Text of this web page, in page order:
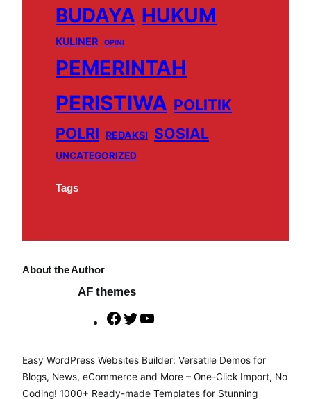
b
o
o
k
b
o
k
a
g
a
BUDAYA HUKUM
KULINER OPINI
PEMERINTAH
PERISTIWA POLITIK
POLRI
REDAKSI SOSIAL
UNCATEGORIZED
Tags
About the Author
AF themes
F
c
e
b
T
t
t
u
T
u
Easy WordPress Websites Builder: Versatile Demos for
Blogs, News, eCommerce and More – One-Click Import, No
Coding! 1000+ Ready-made Templates for Stunning